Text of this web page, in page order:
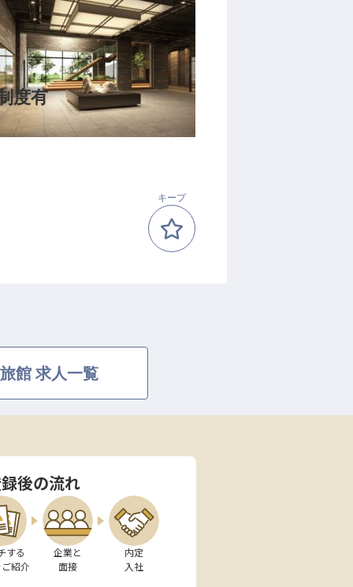
度有
キープ
館 求人一覧
後の流れ
する
紹介
企業と
面接
内定
入社